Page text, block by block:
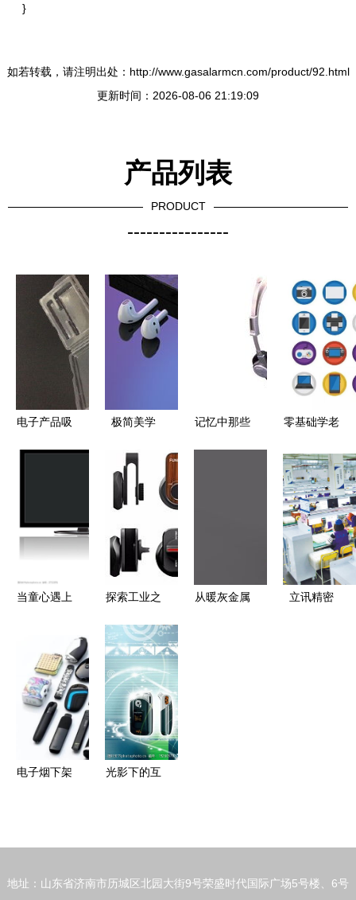
}
如若转载，请注明出处：http://www.gasalarmcn.com/product/92.html
更新时间：2026-08-06 21:19:09
产品列表
PRODUCT
----------------
电子产品吸
塑盒厂家
极简美学
产品设计
的“洞见”与
记忆中那些
零基础学老
产品篇
当童心遇上
时尚新玩法
探索工业之
布电子产品
作品在
Zcool大放
异彩
从暖灰金属
立讯精密
电子烟下架
光影下的互
来感
地址：山东省济南市历城区北园大街9号荣盛时代国际广场5号楼、6号